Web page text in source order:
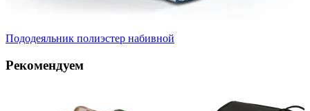
Пододеяльник полиэстер набивной
Рекомендуем